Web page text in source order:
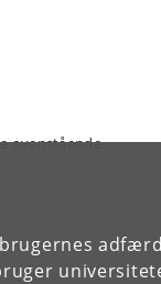
ovenstående